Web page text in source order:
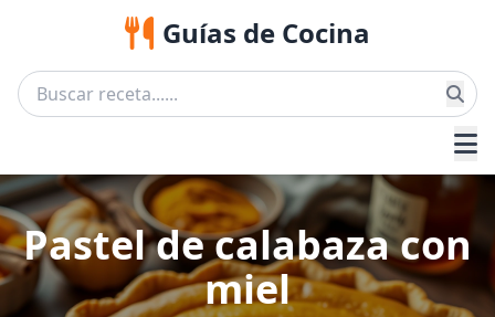
Guías de Cocina
Pastel de calabaza con
miel